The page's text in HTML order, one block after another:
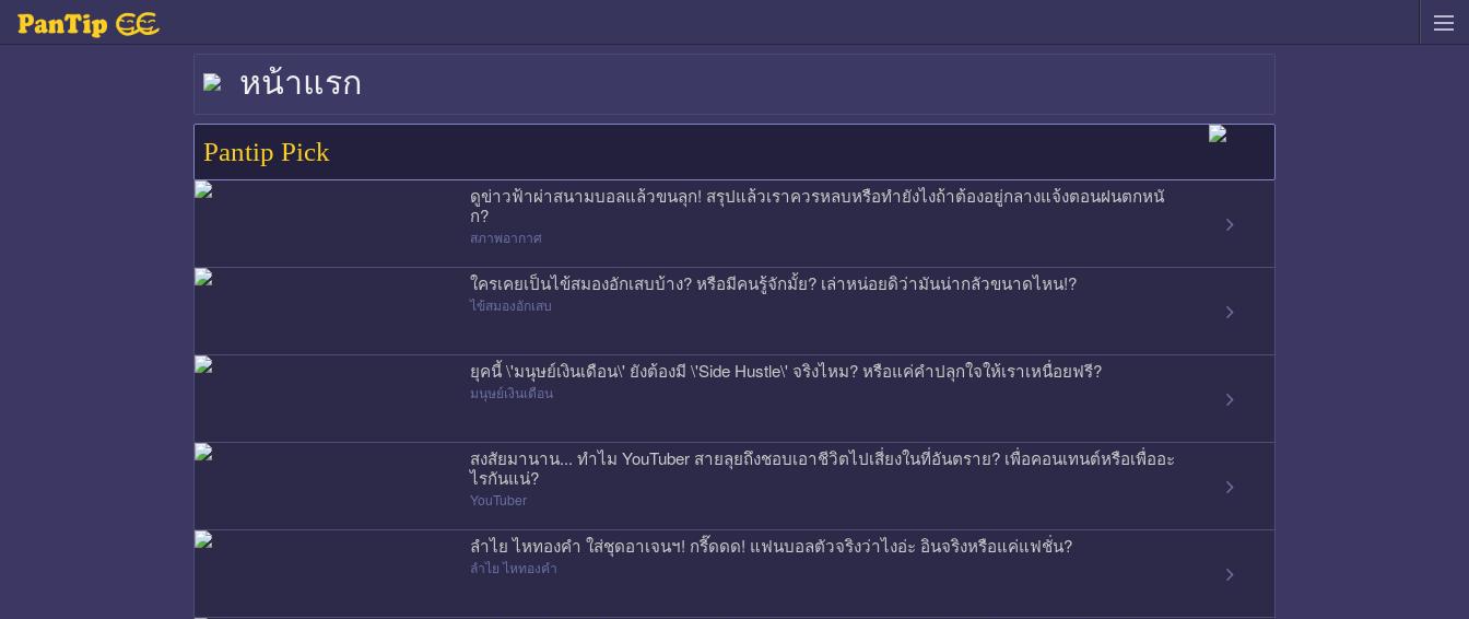
หน้าแรก
Pantip Pick
ดูข่าวฟ้าผ่าสนามบอลแล้วขนลุก! สรุปแล้วเราควรหลบหรือทำยังไงถ้าต้องอยู่กลางแจ้งตอนฝนตกหนั
ก?
สภาพอากาศ
ใครเคยเป็นไข้สมองอักเสบบ้าง? หรือมีคนรู้จักมั้ย? เล่าหน่อยดิว่ามันน่ากลัวขนาดไหน!?
ไข้สมองอักเสบ
ยุคนี้ \'มนุษย์เงินเดือน\' ยังต้องมี \'Side Hustle\' จริงไหม? หรือแค่คำปลุกใจให้เราเหนื่อยฟรี?
มนุษย์เงินเดือน
สงสัยมานาน... ทำไม YouTuber สายลุยถึงชอบเอาชีวิตไปเสี่ยงในที่อันตราย? เพื่อคอนเทนต์หรือเพื่ออะ
ไรกันแน่?
YouTuber
ลำไย ไหทองคำ ใส่ชุดอาเจนฯ! กรี๊ดดด! แฟนบอลตัวจริงว่าไงอ่ะ อินจริงหรือแค่แฟชั่น?
ลำไย ไหทองคำ